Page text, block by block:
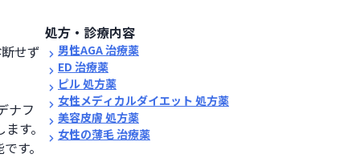
せず
ナフ
す。
す。
処方・診療内容
男性AGA 治療薬
ED 治療薬
ピル 処方薬
女性メディカルダイエット 処方薬
美容皮膚 処方薬
女性の薄毛 治療薬